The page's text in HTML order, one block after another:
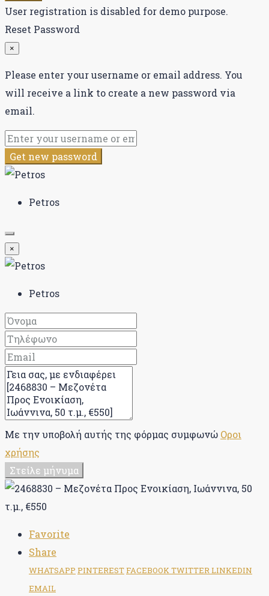
User registration is disabled for demo purpose.
Reset Password
×
Please enter your username or email address. You
will receive a link to create a new password via
email.
Get new password
Petros
×
Petros
Με την υποβολή αυτής της φόρμας συμφωνώ Οροι
χρήσης
Στείλε μήνυμα
Favorite
Share
WHATSAPP PINTERESTFACEBOOKTWITTERLINKEDIN
EMAIL